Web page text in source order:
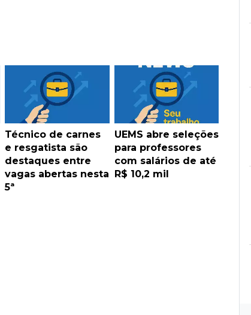
Técnico de carnes
e resgatista são
destaques entre
vagas abertas nesta
5ª
UEMS abre seleções
para professores
com salários de até
R$ 10,2 mil